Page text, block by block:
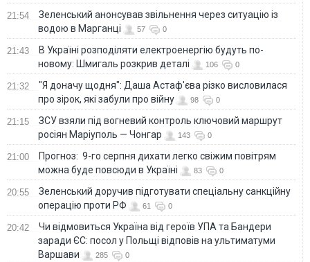
21:54
Зеленський анонсував звільнення через ситуацію із
водою в Марганці
57 0
21:43
В Україні розподіляти електроенергію будуть по-
новому: Шмигаль розкрив деталі
106 0
21:32
"Я доначу щодня": Даша Астаф'єва різко висловилася
про зірок, які забули про війну
98 0
21:15
ЗСУ взяли під вогневий контроль ключовий маршрут
росіян Маріуполь — Чонгар
143 0
21:00
Прогноз: 9-го серпня дихати легко свіжим повітрям
можна буде повсюди в Україні
83 0
20:55
Зеленський доручив підготувати спеціальну санкційну
операцію проти РФ
61 0
20:42
Чи відмовиться Україна від героїв УПА та Бандери
заради ЄС: посол у Польщі відповів на ультиматуми
Варшави
285 0